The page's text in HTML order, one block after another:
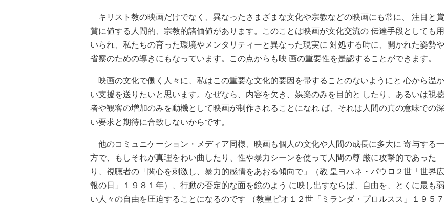
キリスト教の映画だけでなく、異なったさまざまな文化や宗教などの映画にも常に、 注目と賞
賛に値する人間的、宗教的諸価値があります。このことは映画が文化交流の 伝達手段としても用
いられ、私たちの育った環境やメンタリティーと異なった現実に 対処する時に、開かれた姿勢や
省察のための導きにもなっています。この点からも映 画の重要性を是認することができます。
映画の文化で働く人々に、私はこの重要な文化的要因を帚することのないようにと 心から温か
い支援を送りたいと思います。なぜなら、内容を欠き、娯楽のみを目的と したり、あるいは視聴
者や観客の増加のみを動機として映画が制作されることになれ ば、それは人間の真の意味での深
い要求と期待に合致しないからです。
他のコミュニケーション・メディア同様、映画も個人の文化や人間の成長に多大に 寄与する一
方で、もしそれが真理をわい曲したり、性や暴力シーンを使って人間の尊 厳に攻撃的であった
り、視聴者の「関心を刺激し、暴力的感情をあおる傾向で」（教 皇ヨハネ・パウロ２世「世界広
報の日」１９８１年）、行動の否定的な面を鏡のよう に映し出すならば、自由を、とくに最も弱
い人々の自由を圧迫することになるのです （教皇ピオ１２世「ミランダ・プロルスス」１９５７